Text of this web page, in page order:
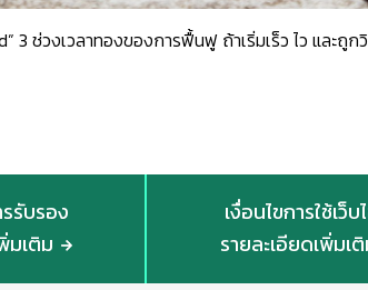
ช่วงเวลาทองของการฟื้นฟู ถ้าเริ่มเร็ว ไว และถู
รับรอง
มเติม
เงื่อนไขการใช้เว็บ
รายละเอียดเพิ่มเ